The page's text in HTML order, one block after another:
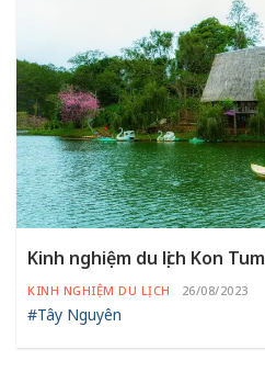
Kinh nghiệm du lịch Kon Tum
KINH NGHIỆM DU LỊCH 26/08/2023
#Tây Nguyên